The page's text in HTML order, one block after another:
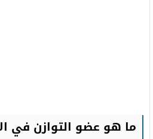
ما هو عضو التوازن في